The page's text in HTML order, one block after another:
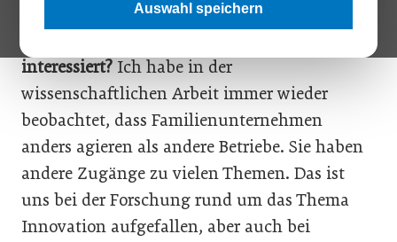
Auswahl speichern
gelebt wird und darüber ein Buch
interessiert? Ich habe in der
wissenschaftlichen Arbeit immer wieder
beobachtet, dass Familienunternehmen
anders agieren als andere Betriebe. Sie haben
andere Zugänge zu vielen Themen. Das ist
uns bei der Forschung rund um das Thema
Innovation aufgefallen, aber auch bei